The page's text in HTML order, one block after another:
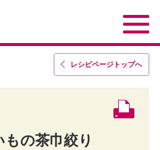
レシピページトップへ
の茶巾絞り